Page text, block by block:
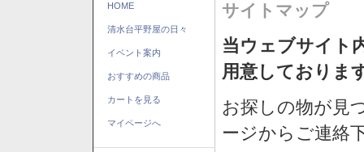
HOME
清水台平野屋の日々
イベント案内
おすすめの商品
カートを見る
マイページへ
サイトマップ
当ウェブサイト
用意しておりま
お探しの物が見
ージからご連絡